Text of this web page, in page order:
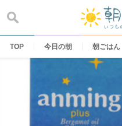
content
TOP 今日の朝 朝ごはん